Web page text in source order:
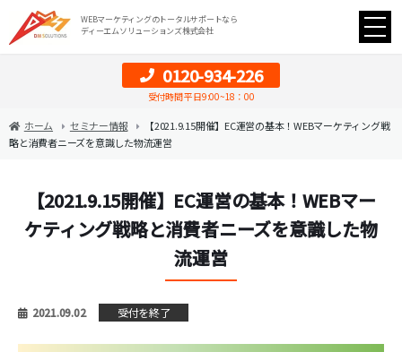
WEBマーケティングのトータルサポートなら
ディーエムソリューションズ株式会社
0120-934-226
受付時間 平日9:00~18：00
ホーム セミナー情報
【2021.9.15開催】EC運営の基本！WEBマーケティング戦
略と消費者ニーズを意識した物流運営
【2021.9.15開催】EC運営の基本！WEBマー
ケティング戦略と消費者ニーズを意識した物
流運営
2021.09.02 受付を終了